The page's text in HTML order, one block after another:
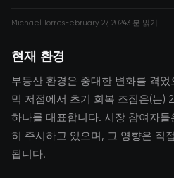
Michael TorresFebruary 27, 20243 분 읽기
현재 환경
부동산 환경은 중대한 변화를 겪
믹 저점에서 초기 회복 조짐은(는)
하나를 대표합니다. 시장 참여자
히 주시하고 있으며, 그 영향은 직
됩니다.